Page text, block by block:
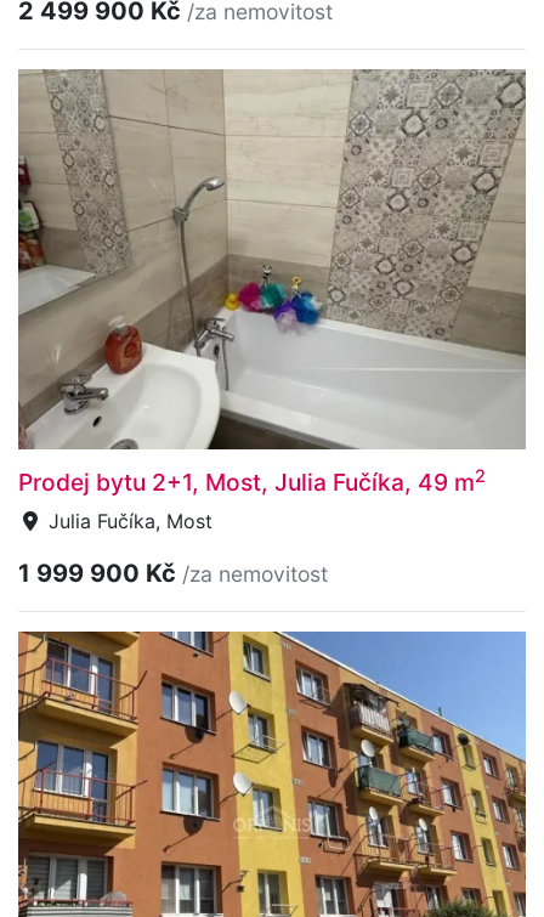
2 499 900 Kč /za nemovitost
Prodej bytu 2+1, Most, Julia Fučíka, 49 m2
Julia Fučíka, Most
1 999 900 Kč /za nemovitost